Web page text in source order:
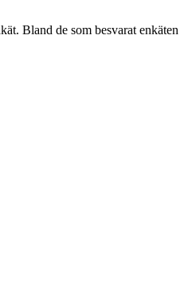
Bland de som besvarat enkäten